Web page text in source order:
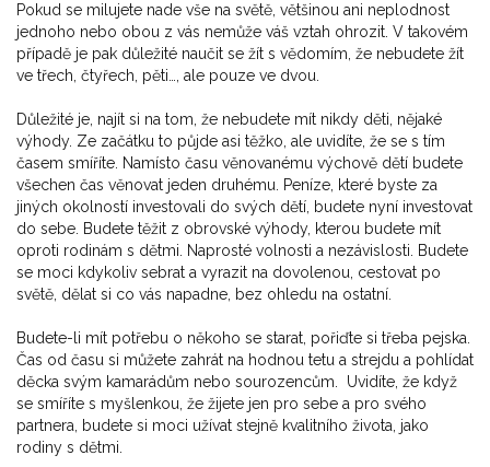
Pokud se milujete nade vše na světě, většinou ani neplodnost
jednoho nebo obou z vás nemůže váš vztah ohrozit. V takovém
případě je pak důležité naučit se žít s vědomím, že nebudete žít
ve třech, čtyřech, pěti…, ale pouze ve dvou.
Důležité je, najít si na tom, že nebudete mít nikdy děti, nějaké
výhody. Ze začátku to půjde asi těžko, ale uvidíte, že se s tím
časem smíříte. Namísto času věnovanému výchově dětí budete
všechen čas věnovat jeden druhému. Peníze, které byste za
jiných okolností investovali do svých dětí, budete nyní investovat
do sebe. Budete těžit z obrovské výhody, kterou budete mít
oproti rodinám s dětmi. Naprosté volnosti a nezávislosti. Budete
se moci kdykoliv sebrat a vyrazit na dovolenou, cestovat po
světě, dělat si co vás napadne, bez ohledu na ostatní.
Budete-li mít potřebu o někoho se starat, pořiďte si třeba pejska.
Čas od času si můžete zahrát na hodnou tetu a strejdu a pohlídat
děcka svým kamarádům nebo sourozencům. Uvidíte, že když
se smíříte s myšlenkou, že žijete jen pro sebe a pro svého
partnera, budete si moci užívat stejně kvalitního života, jako
rodiny s dětmi.